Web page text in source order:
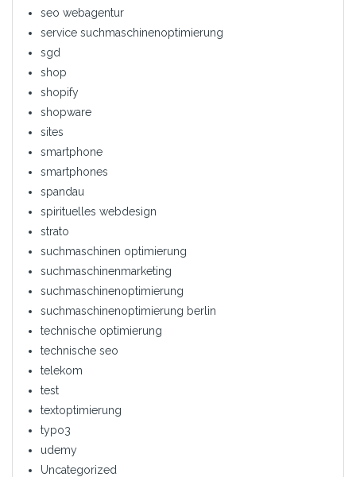
seo webagentur
service suchmaschinenoptimierung
sgd
shop
shopify
shopware
sites
smartphone
smartphones
spandau
spirituelles webdesign
strato
suchmaschinen optimierung
suchmaschinenmarketing
suchmaschinenoptimierung
suchmaschinenoptimierung berlin
technische optimierung
technische seo
telekom
test
textoptimierung
typo3
udemy
Uncategorized